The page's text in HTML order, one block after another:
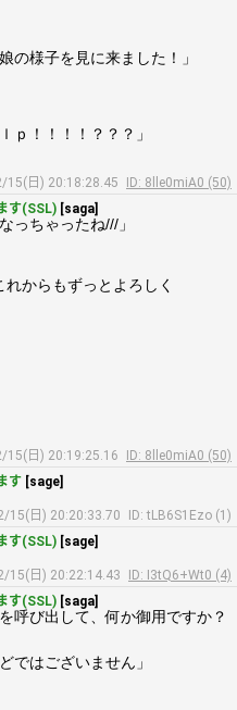
の様子を見に来ました！」
ｐ！！！！？？？」
15(日) 20:18:28.45
ID: 8lle0miA0 (50)
す(SSL) [saga]
っちゃったね///」
からもずっとよろしく
15(日) 20:19:25.16
ID: 8lle0miA0 (50)
す [sage]
15(日) 20:20:33.70
ID: tLB6S1Ezo (1)
す(SSL) [sage]
15(日) 20:22:14.43
ID: I3tQ6+Wt0 (4)
す(SSL) [saga]
び出して、何か御用ですか？
はございません」